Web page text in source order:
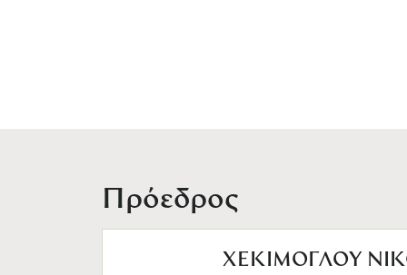
Πρόεδρος
ΧΕΚΙΜΟΓΛΟΥ